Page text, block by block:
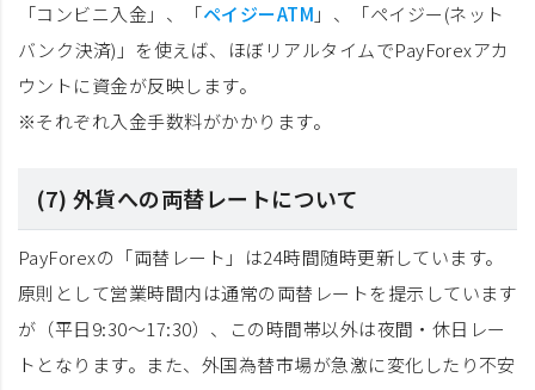
「コンビニ入金」、「ペイジーATM 」、「ペイジー(ネット
バンク決済)」を使えば、ほぼリアルタイムでPayForexアカ
ウントに資金が反映します。
※それぞれ入金手数料がかかります。
(7) 外貨への両替レートについて
PayForexの「両替レート」は24時間随時更新しています。
原則として営業時間内は通常の両替レートを提示しています
が（平日9:30～17:30）、この時間帯以外は夜間・休日レー
トとなります。また、外国為替市場が急激に変化したり不安